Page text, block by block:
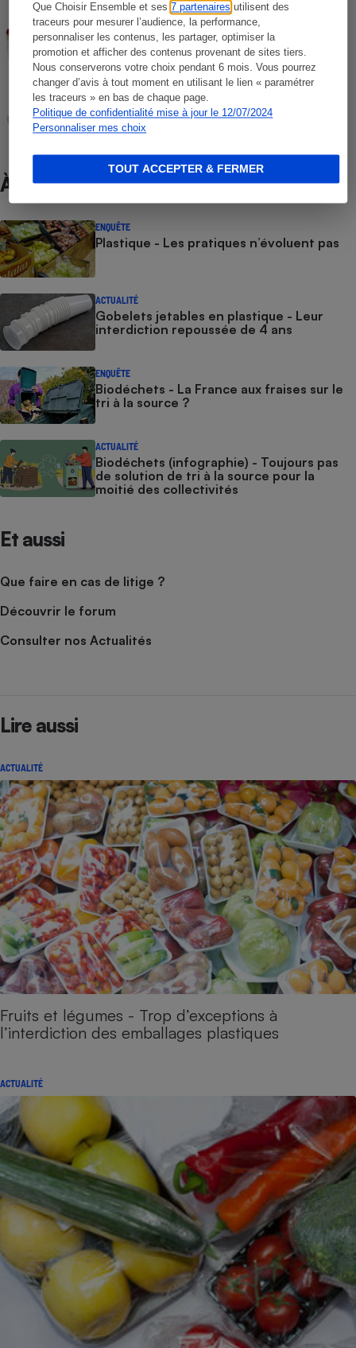
Que Choisir Ensemble et ses7 partenaires utilisent des
traceurs pour mesurer l’audience, la performance,
personnaliser les contenus, les partager, optimiser la
promotion et afficher des contenus provenant de sites tiers.
Nous conserverons votre choix pendant 6 mois. Vous pourrez
changer d’avis à tout moment en utilisant le lien « paramétrer
les traceurs » en bas de chaque page.
Politique de confidentialité mise à jour le 12/07/2024
Personnaliser mes choix
TOUT ACCEPTER & FERMER
COMPARATIF
Déshydrateurs alimentaires
COMPARATIF
Yaourtières
À ne pas manquer
ENQUÊTE
Plastique - Les pratiques n’évoluent pas
ACTUALITÉ
Gobelets jetables en plastique - Leur
interdiction repoussée de 4 ans
ENQUÊTE
Biodéchets - La France aux fraises sur le
tri à la source ?
ACTUALITÉ
Biodéchets (infographie) - Toujours pas
de solution de tri à la source pour la
moitié des collectivités
Et aussi
Que faire en cas de litige ?
Découvrir le forum
Consulter nos Actualités
Lire aussi
ACTUALITÉ
Fruits et légumes - Trop d’exceptions à
l’interdiction des emballages plastiques
ACTUALITÉ